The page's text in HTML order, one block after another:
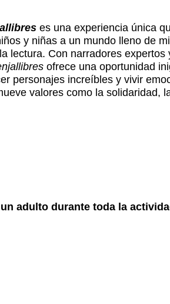
es una experiencia única
y niñas a un mundo lleno de
lectura. Con narradores
ofrece una oportunidad
personajes increíbles y vivir
valores como la solidaridad,
adulto durante toda la